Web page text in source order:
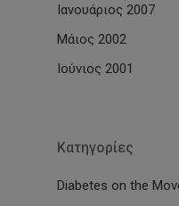
Ιανουάριος 2007
Μάιος 2002
Ιούνιος 2001
Kατηγορίες
Diabetes on the